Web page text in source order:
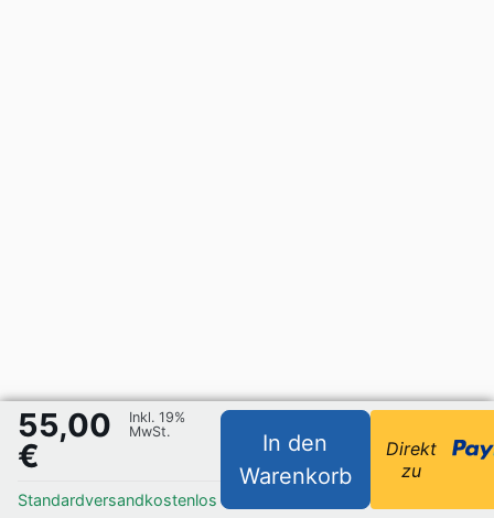
55,00
€
Inkl. 19%
MwSt.
Standardversandkostenlos
In den
Warenkorb
Direkt
zu